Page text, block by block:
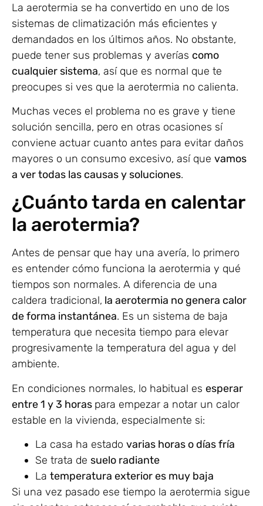
La aerotermia se ha convertido en uno de los
sistemas de climatización más eficientes y
demandados en los últimos años. No obstante,
puede tener sus problemas y averías como
cualquier sistema, así que es normal que te
preocupes si ves que la aerotermia no calienta.
Muchas veces el problema no es grave y tiene
solución sencilla, pero en otras ocasiones sí
conviene actuar cuanto antes para evitar daños
mayores o un consumo excesivo, así que vamos
a ver todas las causas y soluciones.
¿Cuánto tarda en calentar
la aerotermia?
Antes de pensar que hay una avería, lo primero
es entender cómo funciona la aerotermia y qué
tiempos son normales. A diferencia de una
caldera tradicional, la aerotermia no genera calor
de forma instantánea. Es un sistema de baja
temperatura que necesita tiempo para elevar
progresivamente la temperatura del agua y del
ambiente.
En condiciones normales, lo habitual es esperar
entre 1 y 3 horas para empezar a notar un calor
estable en la vivienda, especialmente si:
La casa ha estado varias horas o días fría
Se trata de suelo radiante
La temperatura exterior es muy baja
Si una vez pasado ese tiempo la aerotermia sigue